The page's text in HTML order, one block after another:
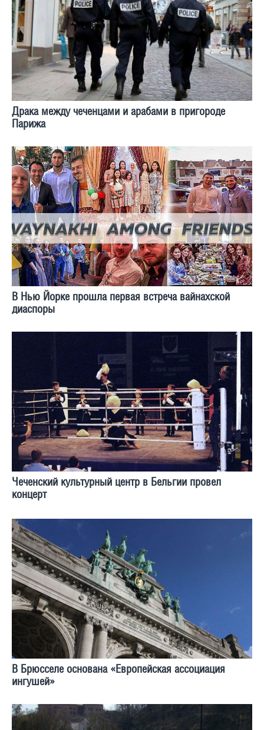
Драка между чеченцами и арабами в пригороде
Парижа
В Нью Йорке прошла первая встреча вайнахской
диаспоры
Чеченский культурный центр в Бельгии провел
концерт
В Брюсселе основана «Европейская ассоциация
ингушей»